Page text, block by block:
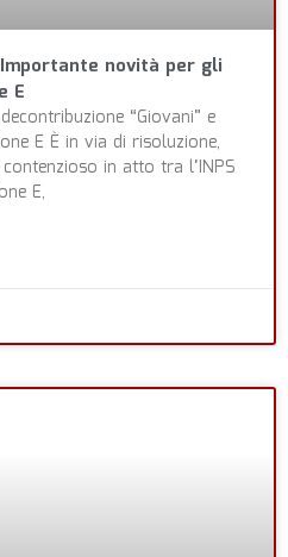
novità per gli
E
“Giovani” e
E È in via di risoluzione,
in atto tra l’INPS
E,